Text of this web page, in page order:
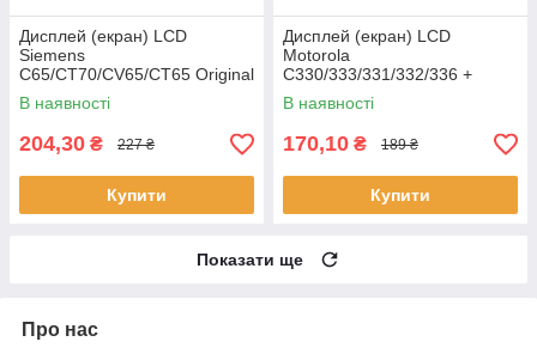
Дисплей (екран) LCD
Siemens
C65/CT70/CV65/CT65 Original
В наявності
204,30 ₴ 227 ₴
Купити
Дисплей (екран) LCD
Motorola
C330/333/331/332/336 +
клавіатурний модуль HC
В наявності
170,10 ₴ 189 ₴
Купити
Показати ще
Про нас